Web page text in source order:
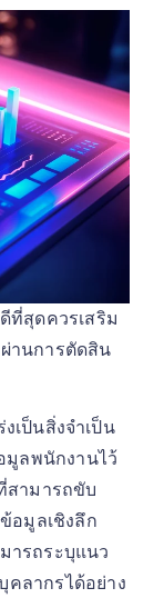
ที่สุดควรเสริม
านการตัดสิน
เป็นสิ่งจำเป็น
มูลพนักงานไว้
สามารถขับ
อมูลเชิงลึก
ารถระบุแนว
ลากรได้อย่าง